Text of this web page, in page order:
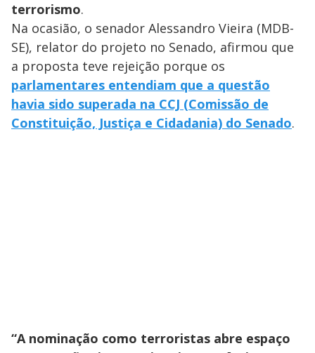
terrorismo.
Na ocasião, o senador Alessandro Vieira (MDB-
SE), relator do projeto no Senado, afirmou que
a proposta teve rejeição porque os
parlamentares entendiam que a questão
havia sido superada na CCJ (Comissão de
Constituição, Justiça e Cidadania) do Senado.
“A nominação como terroristas abre espaço